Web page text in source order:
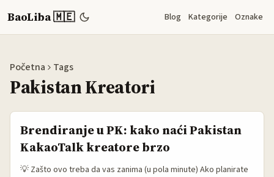
BaoLiba 🇲🇪 Blog Kategorije Oznake
Početna Tags
Pakistan Kreatori
Brendiranje u PK: kako naći Pakistan
KakaoTalk kreatore brzo
💡 Zašto ovo treba da vas zanima (u pola minute) Ako planirate